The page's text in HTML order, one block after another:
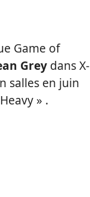
Game of
Grey dans X-
salles en juin
» .